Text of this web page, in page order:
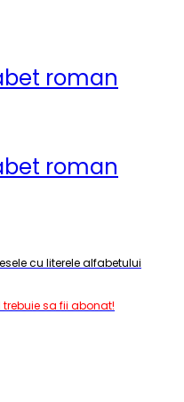
roman
roman
cu literele alfabetului
sa fii abonat!